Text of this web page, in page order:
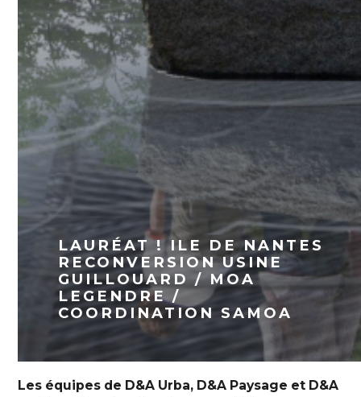
LAURÉAT ! ILE DE NANTES
RECONVERSION USINE
GUILLOUARD / MOA
LEGENDRE /
COORDINATION SAMOA
Les équipes de D&A Urba, D&A Paysage et D&A